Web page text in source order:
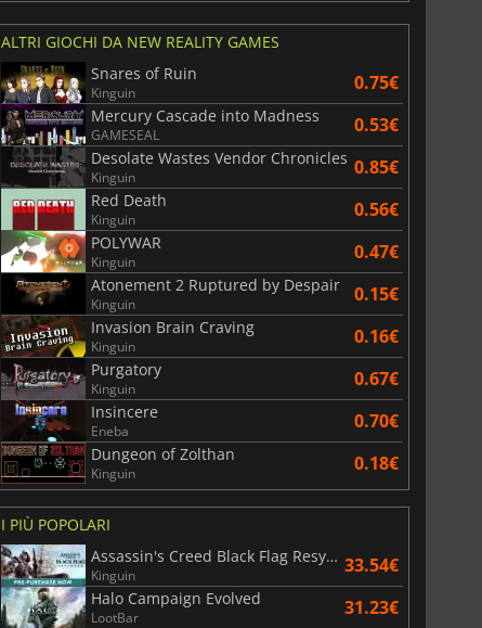
ALTRI GIOCHI DA NEW REALITY GAMES
Snares of Ruin
Kinguin 0.75€
Mercury Cascade into Madness
GAMESEAL 0.53€
Desolate Wastes Vendor Chronicles
Kinguin 0.85€
Red Death
Kinguin 0.56€
POLYWAR
Kinguin 0.47€
Atonement 2 Ruptured by Despair
Kinguin 0.15€
Invasion Brain Craving
Kinguin 0.16€
Purgatory
Kinguin 0.67€
Insincere
Eneba 0.70€
Dungeon of Zolthan
Kinguin 0.18€
I PIÙ POPOLARI
Assassin's Creed Black Flag Resynced
Kinguin 33.54€
Halo Campaign Evolved
LootBar 31.23€